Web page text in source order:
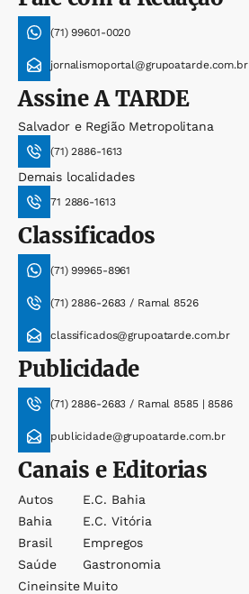
(71) 99601-0020
jornalismoportal@grupoatarde.com.br
AssineA TARDE
Salvador e Região Metropolitana
(71) 2886-1613
Demais localidades
71 2886-1613
Classificados
(71) 99965-8961
(71) 2886-2683 / Ramal 8526
classificados@grupoatarde.com.br
Publicidade
(71) 2886-2683 / Ramal 8585 | 8586
publicidade@grupoatarde.com.br
Canais e Editorias
Autos
Bahia
Brasil
Saúde
Cineinsite
E.c. Bahia
E.c. Vitória
Empregos
Gastronomia
Muito